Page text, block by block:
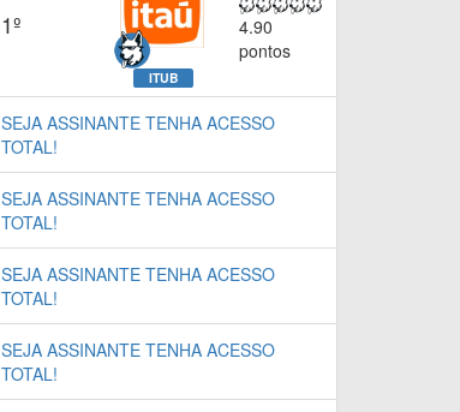
1º
ITUB
4.90
pontos
SEJA ASSINANTE TENHA ACESSO
TOTAL!
SEJA ASSINANTE TENHA ACESSO
TOTAL!
SEJA ASSINANTE TENHA ACESSO
TOTAL!
SEJA ASSINANTE TENHA ACESSO
TOTAL!